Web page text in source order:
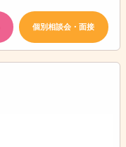
個別相談会・面接